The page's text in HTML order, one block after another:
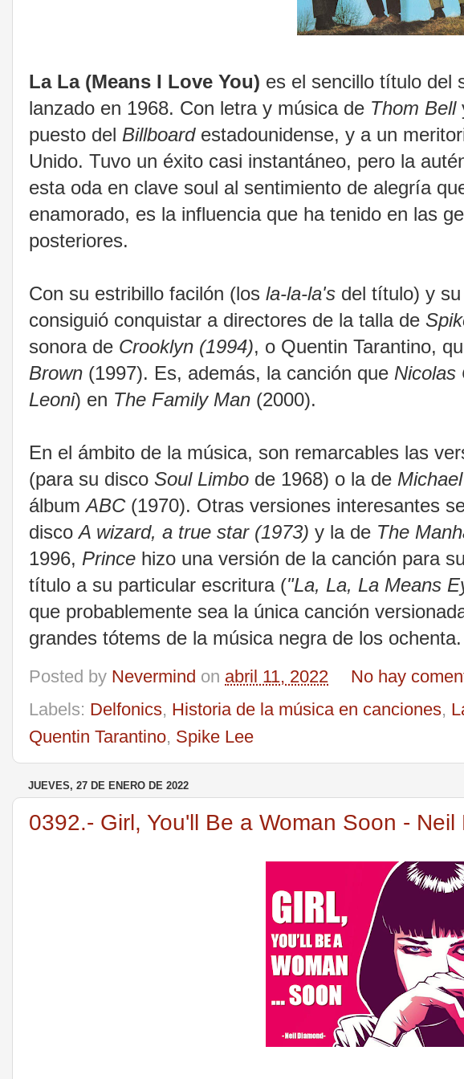
La La (Means I Love You) es el sencillo título del
lanzado en 1968. Con letra y música de Thom Bell
puesto del Billboardestadounidense, y a un
Unido. Tuvo un éxito casi instantáneo, pero la
esta oda en clave soul al sentimiento de alegría
enamorado, es la influencia que ha tenido en las
posteriores.
Con su estribillo facilón (los la-la-la's del título) y
consiguió conquistar a directores de la talla de
sonora de Crooklyn (1994), o Quentin Tarantino,
Brown (1997). Es, además, la canción que Nicolas
Leoni) en The Family Man (2000).
En el ámbito de la música, son remarcables las
(para su disco Soul Limbo de 1968) o la de
álbumABC(1970). Otras versiones interesantes
discoA wizard, a true star (1973) y la de The
1996, Prince hizo una versión de la canción para
título a su particular escritura ("La, La, La Means
que probablemente sea la única canción
grandes tótems de la música negra de los ochenta.
Posted by Nevermind on abril 11, 2022
No hay
Labels: Delfonics, Historia de la música en canciones,
Quentin Tarantino, Spike Lee
JUEVES, 27 DE ENERO DE 2022
0392.- Girl, You'll Be a Woman Soon - Neil